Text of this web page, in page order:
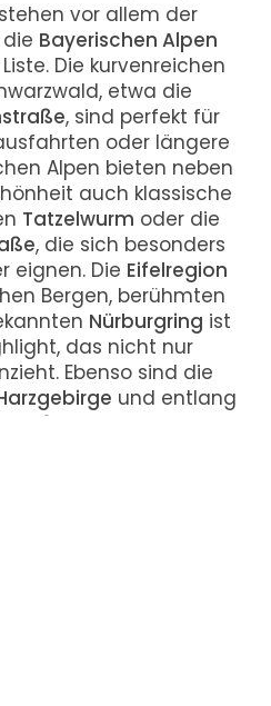
stehen vor allem der
Bayerischen Alpen
Die kurvenreichen
etwa die
, sind perfekt für
oder längere
Alpen bieten neben
auch klassische
Tatzelwurm oder die
, die sich besonders
eignen. Die Eifelregion
Bergen, berühmten
Nürburgring ist
das nicht nur
Ebenso sind die
und entlang